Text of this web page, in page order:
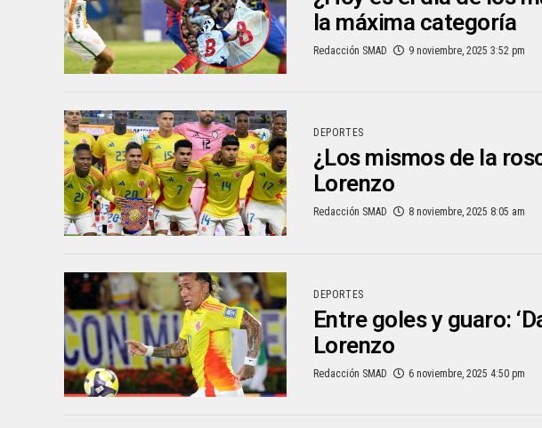
la máxima categoría
Redacción SMAD 9 noviembre, 2025 3:52 pm
DEPORTES
¿Los mismos de la
Lorenzo
Redacción SMAD 8 noviembre, 2025 8:05 am
DEPORTES
Entre goles y guaro:
Lorenzo
Redacción SMAD 6 noviembre, 2025 4:50 pm